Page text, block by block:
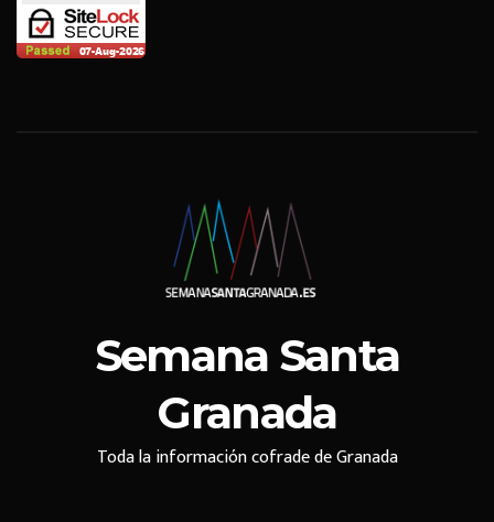
Semana Santa
Granada
Toda la información cofrade de Granada